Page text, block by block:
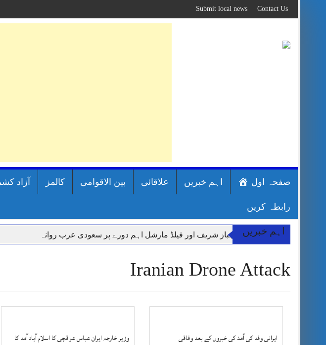
to
content
Contact Us
Submit local news
صفحہ اول اہم خبریں علاقائی بین الاقوامی کالمز آزاد
رابطہ کریں
اہم خبریں
وزیر اعظم شہباز شریف اور فیلڈ مارشل اہم دورے پر سعودی عرب روانہ
قائداعظم نامی شہری کا شناختی کارڈ بلاک،عدالت کا شہری کو پیش ہونے کا حکم
مون سون بارشیں، لینڈ سلائیڈنگ اور کوٹلی ستیاں کے نظر انداز متاثرین
Iranian Drone Attack
ایرانی وفد کی آمد کی خبروں کے بعد وفاقی
وزیر خارجہ ایران عباس عراقچی کا اسلام آباد آمد کا